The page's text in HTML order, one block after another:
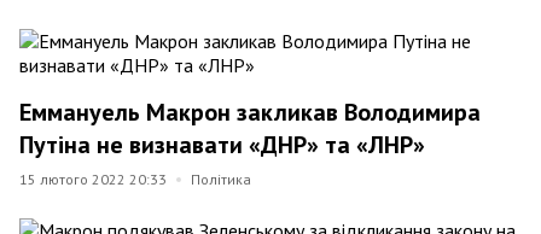
Еммануель Макрон закликав Володимира
Путіна не визнавати «ДНР» та «ЛНР»
15 лютого 2022 20:33 Політика